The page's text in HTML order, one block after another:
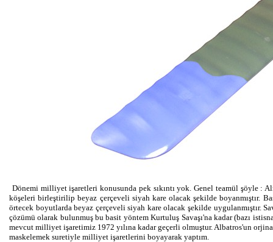
Dönemi milliyet işaretleri konusunda pek sıkıntı yok. Genel teamül şöyle :
köşeleri birleştirilip beyaz çerçeveli siyah kare olacak şekilde boyanmıştır.
örtecek boyutlarda beyaz çerçeveli siyah kare olacak şekilde uygulanmıştır.
çözümü olarak bulunmuş bu basit yöntem Kurtuluş Savaşı'na kadar (bazı
mevcut milliyet işaretimiz 1972 yılına kadar geçerli olmuştur. Albatros'un
maskelemek suretiyle milliyet işaretlerini boyayarak yaptım.